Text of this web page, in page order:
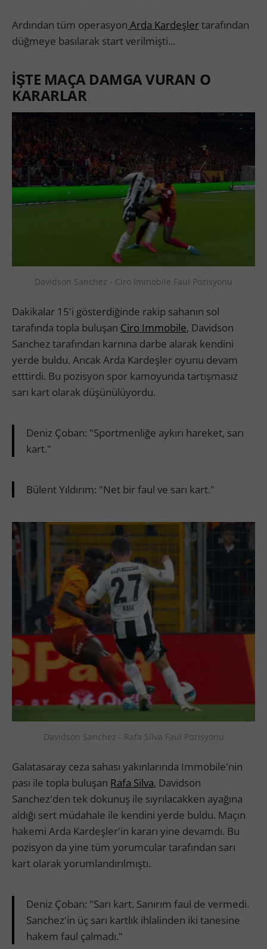
Ardından tüm operasyon Arda Kardeşlertarafından
düğmeye basılarak start verilmişti...
İŞTE MAÇA DAMGA VURAN O
KARARLAR
Davidson Sanchez - Ciro Immobile Faul Pozisyonu
Dakikalar 15'i gösterdiğinde rakip sahanın sol
tarafında topla buluşan Ciro Immobile, Davidson
Sanchez tarafından karnına darbe alarak kendini
yerde buldu. Ancak Arda Kardeşler oyunu devam
etttirdi. Bu pozisyon spor kamoyunda tartışmasız
sarı kart olarak düşünülüyordu.
Deniz Çoban: "Sportmenliğe aykırı hareket, sarı
kart."
Bülent Yıldırım: "Net bir faul ve sarı kart."
Davidson Sanchez - Rafa Silva Faul Pozisyonu
Galatasaray ceza sahası yakınlarında Immobile'nin
pası ile topla buluşan Rafa Silva, Davidson
Sanchez'den tek dokunuş ile sıyrılacakken ayağına
aldığı sert müdahale ile kendini yerde buldu. Maçın
hakemi Arda Kardeşler'in kararı yine devamdı. Bu
pozisyon da yine tüm yorumcular tarafından sarı
kart olarak yorumlandırılmıştı.
Deniz Çoban: "Sarı kart. Sanırım faul de vermedi.
Sanchez'in üç sarı kartlık ihlalinden iki tanesine
hakem faul çalmadı."